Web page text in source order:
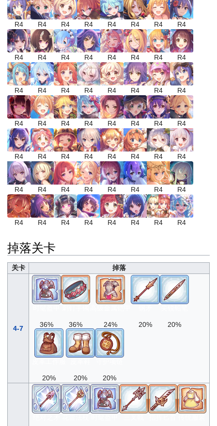
R4 R4 R4 R4 R4 R4 R4 R4
R4 R4 R4 R4 R4 R4 R4 R4
R4 R4 R4 R4 R4 R4 R4 R4
R4 R4 R4 R4 R4 R4 R4 R4
R4 R4 R4 R4 R4 R4 R4 R4
R4 R4 R4 R4 R4 R4 R4 R4
R4 R4 R4 R4 R4 R4 R4 R4
掉落关卡
关卡 掉落
4-7 36% 36% 24% 20% 20%
20% 20% 20%